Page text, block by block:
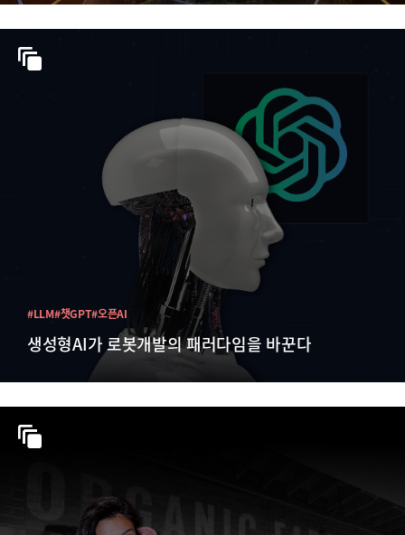
생성형AI가 로봇개발의 패러다임을 바꾼다
#LLM#챗GPT#오픈AI